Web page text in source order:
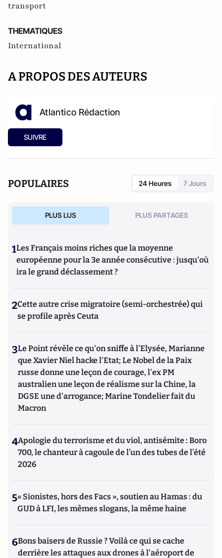
transport
THEMATIQUES
International
A PROPOS DES AUTEURS
Atlantico Rédaction
SUIVRE
POPULAIRES 24 Heures 7 Jours
PLUS LUS PLUS PARTAGES
1Les Français moins riches que la moyenne
européenne pour la 3e année consécutive : jusqu'où
ira le grand déclassement ?
2Cette autre crise migratoire (semi-orchestrée) qui
se profile après Ceuta
3Le Point révèle ce qu'on sniffe à l'Elysée, Marianne
que Xavier Niel hacke l'Etat; Le Nobel de la Paix
russe donne une leçon de courage, l'ex PM
australien une leçon de réalisme sur la Chine, la
DGSE une d'arrogance; Marine Tondelier fait du
Macron
4Apologie du terrorisme et du viol, antisémite : Boro
700, le chanteur à cagoule de l’un des tubes de l’été
2026
5« Sionistes, hors des Facs », soutien au Hamas : du
GUD à LFI, les mêmes slogans, la même haine
6Bons baisers de Russie ? Voilà ce qui se cache
derrière les attaques aux drones à l'aéroport de